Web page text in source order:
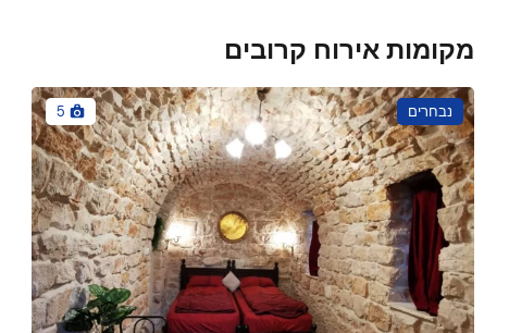
מקומות אירוח קרובים
נבחרים 5